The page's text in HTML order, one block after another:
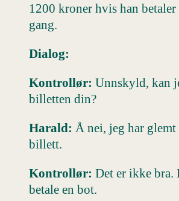
1200 kroner hvis han betaler
gang.
Dialog:
Kontrollør: Unnskyld, kan
billetten din?
Harald: Å nei, jeg har glemt
billett.
Kontrollør: Det er ikke bra.
betale en bot.